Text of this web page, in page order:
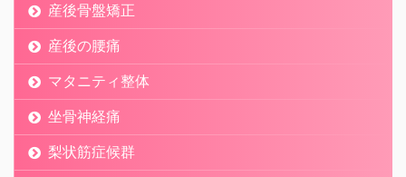
産後骨盤矯正
産後の腰痛
マタニティ整体
坐骨神経痛
梨状筋症候群